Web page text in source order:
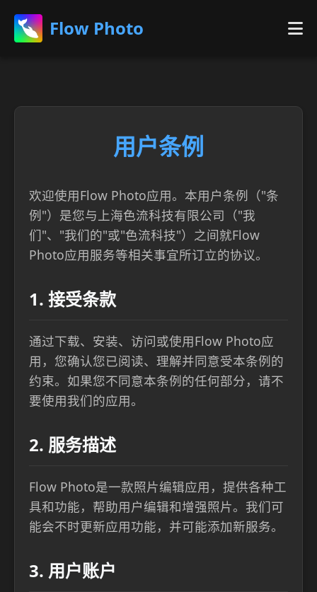
Flow Photo
联系我们
用户条例
欢迎使用Flow Photo应用。本用户条例（"条
例"）是您与上海色流科技有限公司（"我
们"、"我们的"或"色流科技"）之间就Flow
Photo应用服务等相关事宜所订立的协议。
1. 接受条款
通过下载、安装、访问或使用Flow Photo应
用，您确认您已阅读、理解并同意受本条例的
约束。如果您不同意本条例的任何部分，请不
要使用我们的应用。
2. 服务描述
Flow Photo是一款照片编辑应用，提供各种工
具和功能，帮助用户编辑和增强照片。我们可
能会不时更新应用功能，并可能添加新服务。
3. 用户账户